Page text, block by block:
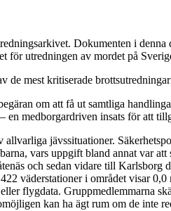
Dokumenten i
för utredningen av mordet på
de mest kritiserade
om att få ut samtliga
en medborgardriven insats för att
allvarliga jävssituationer.
vars uppgift bland annat var
och sedan vidare till Karlsborg
väderstationer i området visar
flygdata. Gruppmedlemmarna
kan ha ägt rum om de inte